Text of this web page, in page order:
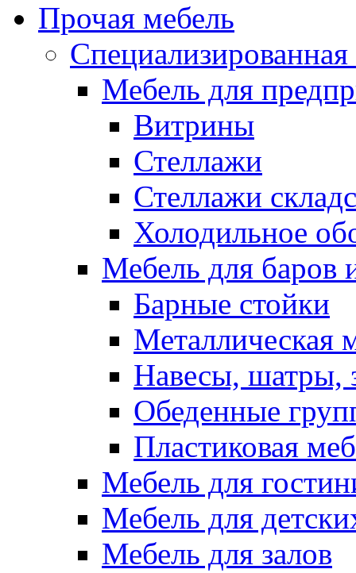
Прочая мебель
Специализированная
Мебель для
Витрины
Стеллажи
Стеллажи
Холодильное
Мебель для баров
Барные стойки
Металлическая
Навесы, шатры,
Обеденные
Пластиковая
Мебель для
Мебель для
Мебель для залов